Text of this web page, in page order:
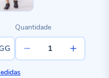
Quantidade